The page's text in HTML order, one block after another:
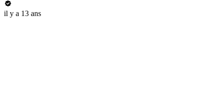
il y a 13 ans